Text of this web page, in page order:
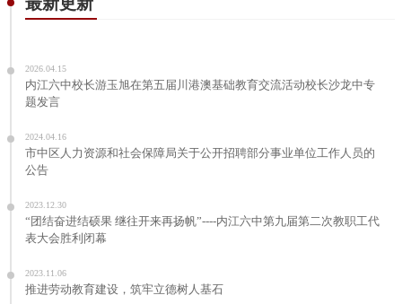
2026.04.15
内江六中校长游玉旭在第五届川港澳基础教育交流活动校长沙龙中专
题发言
2024.04.16
市中区人力资源和社会保障局关于公开招聘部分事业单位工作人员的
公告
2023.12.30
“团结奋进结硕果 继往开来再扬帆”----内江六中第九届第二次教职工代
表大会胜利闭幕
2023.11.06
推进劳动教育建设，筑牢立德树人基石